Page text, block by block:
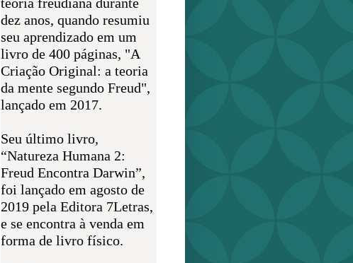
dez anos, quando resumiu
seu aprendizado em um
livro de 400 páginas, "A
Criação Original: a teoria
da mente segundo Freud",
lançado em 2017.
Seu último livro,
“Natureza Humana 2:
Freud Encontra Darwin”,
foi lançado em agosto de
2019 pela Editora 7Letras,
e se encontra à venda em
forma de livro físico.